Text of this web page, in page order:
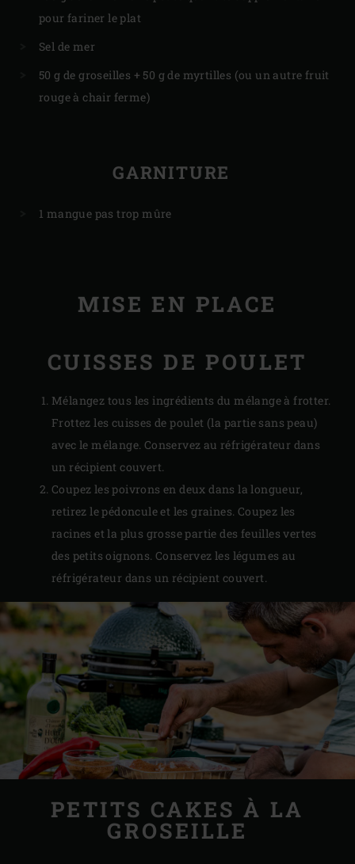
pour fariner le plat
Sel de mer
50 g de groseilles + 50 g de myrtilles (ou un autre fruit
rouge à chair ferme)
GARNITURE
1 mangue pas trop mûre
MISE EN PLACE
CUISSES DE POULET
Mélangez tous les ingrédients du mélange à frotter.
Frottez les cuisses de poulet (la partie sans peau)
avec le mélange. Conservez au réfrigérateur dans
un récipient couvert.
Coupez les poivrons en deux dans la longueur,
retirez le pédoncule et les graines. Coupez les
racines et la plus grosse partie des feuilles vertes
des petits oignons. Conservez les légumes au
réfrigérateur dans un récipient couvert.
PETITS CAKES À LA
GROSEILLE